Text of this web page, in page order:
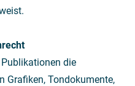
die
Grafiken, Tondokumente,